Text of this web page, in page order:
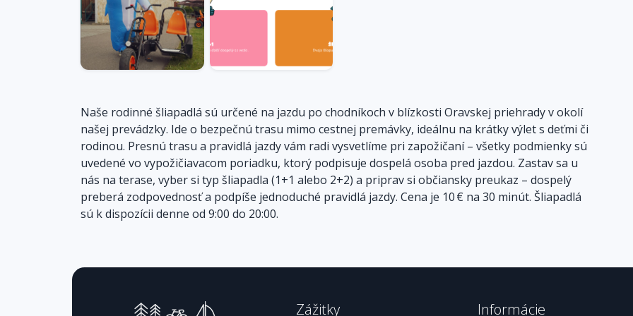
Naše rodinné šliapadlá sú určené na jazdu po chodníkoch v blízkosti Oravskej priehrady v okolí
našej prevádzky. Ide o bezpečnú trasu mimo cestnej premávky, ideálnu na krátky výlet s deťmi či
rodinou. Presnú trasu a pravidlá jazdy vám radi vysvetlíme pri zapožičaní – všetky podmienky sú
uvedené vo vypožičiavacom poriadku, ktorý podpisuje dospelá osoba pred jazdou. Zastav sa u
nás na terase, vyber si typ šliapadla (1+1 alebo 2+2) a priprav si občiansky preukaz – dospelý
preberá zodpovednosť a podpíše jednoduché pravidlá jazdy. Cena je 10 € na 30 minút. Šliapadlá
sú k dispozícii denne od 9:00 do 20:00.
Zážitky Informácie